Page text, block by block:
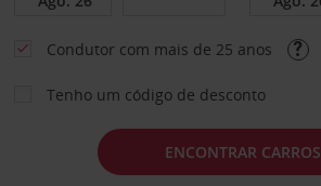
Condutor com mais de 25 anos
Tenho um código de desconto
ENCONTRAR CARROS